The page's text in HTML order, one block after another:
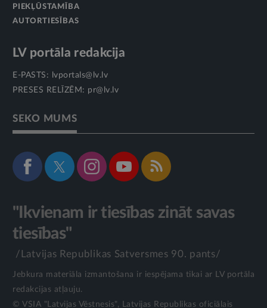
PIEKĻŪSTAMĪBA
AUTORTIESĪBAS
LV portāla redakcija
E-PASTS:
lvportals@lv.lv
PRESES RELĪZĒM: pr@lv.lv
SEKO MUMS
"Ikvienam ir tiesības zināt savas
tiesības"
/Latvijas Republikas Satversmes 90. pants/
Jebkura materiāla izmantošana ir iespējama tikai ar LV portāla
redakcijas atļauju.
© VSIA "Latvijas Vēstnesis", Latvijas Republikas oficiālais